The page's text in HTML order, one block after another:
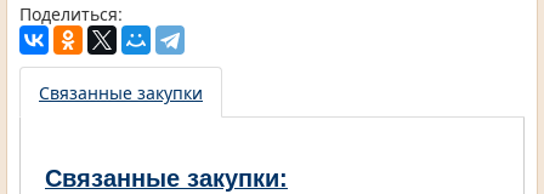
Поделиться:
Связанные закупки
Связанные закупки: